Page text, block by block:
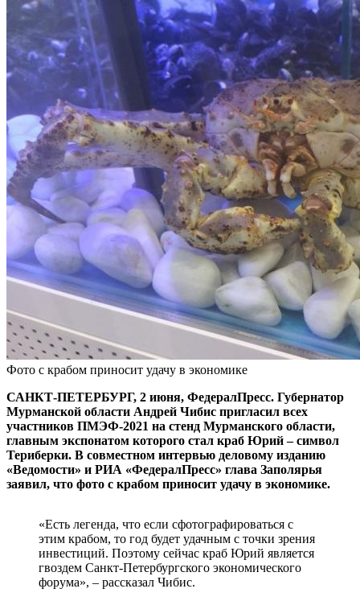
Фото с крабом приносит удачу в экономике
САНКТ-ПЕТЕРБУРГ, 2 июня, ФедералПресс. Губернатор
Мурманской области Андрей Чибис пригласил всех
участников ПМЭФ-2021 на стенд Мурманского области,
главным экспонатом которого стал краб Юрий – символ
Териберки. В совместном интервью деловому изданию
«Ведомости» и РИА «ФедералПресс» глава Заполярья
заявил, что фото с крабом приносит удачу в экономике.
«Есть легенда, что если сфотографироваться с
этим крабом, то год будет удачным с точки зрения
инвестиций. Поэтому сейчас краб Юрий является
гвоздем Санкт-Петербургского экономического
форума», – рассказал Чибис.